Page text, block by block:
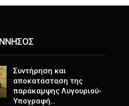
Συντήρηση και
αποκατάσταση της
παράκαμψης Λυγουριού-
Υπογραφή…